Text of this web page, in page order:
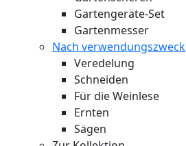
Gartengeräte-Set
Gartenmesser
Nach verwendungszweck
Veredelung
Schneiden
Für die Weinlese
Ernten
Sägen